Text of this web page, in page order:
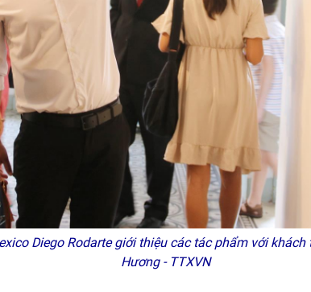
Diego Rodarte giới thiệu các tác phẩm với
Hương - TTXVN